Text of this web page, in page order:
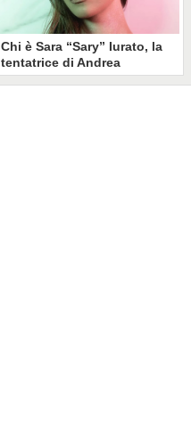
Chi è Sara “Sary” Iurato, la
tentatrice di Andrea
Petraroli a Temptation